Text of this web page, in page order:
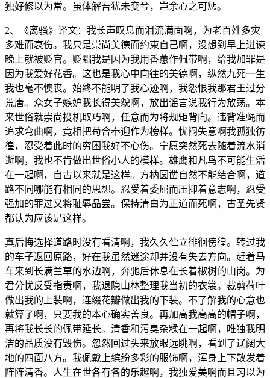
独好修以为常。虽体解吾犹未变兮，岂余心之可惩。
2、《离骚》译文：我长声叹息而泪流满面啊，为老百姓多灾
多难而哀伤。我只是崇尚美德而约束自己啊，没想到早上进谏
晚上就被贬官。贬黜我是因为我用香蕙作佩带啊，给我加罪是
因为我爱好花香。这也是我心中向往的美德啊，纵然九死一生
我也毫不懊丧。始终不能明了我心迹啊，我怨恨我那君王过分
荒唐。众女子嫉妒我长得美貌啊，放出谣言说我行为放荡。本
来世俗就崇尚投机取巧啊，任意而为将规矩背向。违背准蝇而
追求弯曲啊，竟相把苟合奉迎作为榜样。忧闷失意啊我孤独彷
徨，忍受着此时的穷困我好不心伤。宁愿突然死去随着流水消
逝啊，我也不肯做出世俗小人的模样。雄鹰和凡鸟不可能生活
在一起啊，自古以来就是这样。方枘圆凿自然不能结合啊，道
路不同哪能有相同的思想。忍受着委屈而压抑着意志啊，忍受
强加的罪过又将耻辱品尝。保持清白为正道而死啊，古圣先贤
都认为应该是这样。
真后悔选择道路时没有看清啊，我久久伫立徘徊傍徨。转过我
的车子返回原路，好在我虽然迷途却并没有失去方向。赶着马
车来到长满兰草的水边啊，奔驰后休息在长着椒树的山岗。为
君分忧反受指责啊，我退隐山林整理我当初的衣裳。裁剪荷叶
做出我的上装啊，连缀花瓣做出我的下装。不了解我的心意也
就算了啊，只要我的本心确实善良。再加高我高高的帽子啊，
再将我长长的佩带延长。清香和污臭杂糅在一起啊，唯独我明
洁的品质没有毁伤。忽然回过头来放眼远眺啊，看到了辽阔大
地的四面八方。我佩戴上缤纷多彩的服饰啊，浑身上下散发着
阵阵清香。人生在世各有各的乐趣啊，我独爱美啊而且习以为